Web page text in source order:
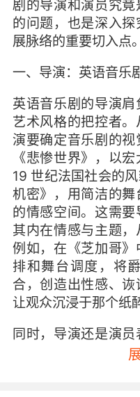
剧的导演和演员究
的问题，也是深入
展脉络的重要切入点。
一、导演：英语音乐
英语音乐剧的导演
艺术风格的把控者
演要确定音乐剧的
《悲惨世界》，以
19 世纪法国社会的
机密》，用简洁的
的情感空间。这需
其内在情感与主题，
例如，在《芝加哥
排和舞台调度，将
合，创造出性感、诙
让观众沉浸于那个纸
同时，导演还是演
演员的潜能，使演